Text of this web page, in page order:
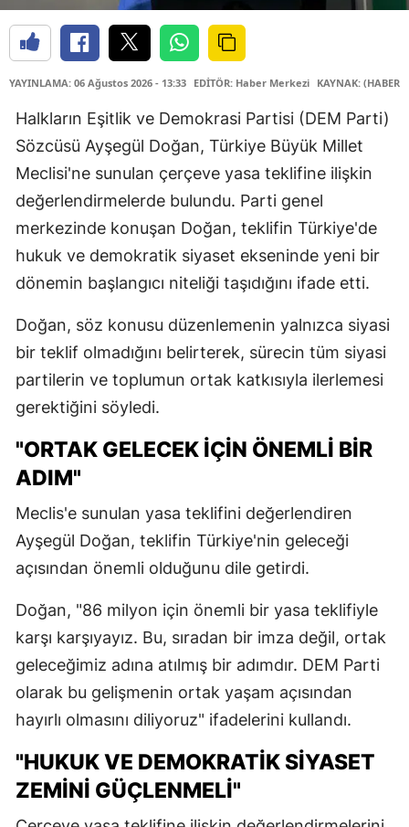
YAYINLAMA: 06 Ağustos 2026 - 13:33 EDİTÖR: Haber Merkezi KAYNAK: (HABER
Halkların Eşitlik ve Demokrasi Partisi (DEM Parti)
Sözcüsü Ayşegül Doğan, Türkiye Büyük Millet
Meclisi'ne sunulan çerçeve yasa teklifine ilişkin
değerlendirmelerde bulundu. Parti genel
merkezinde konuşan Doğan, teklifin Türkiye'de
hukuk ve demokratik siyaset ekseninde yeni bir
dönemin başlangıcı niteliği taşıdığını ifade etti.
Doğan, söz konusu düzenlemenin yalnızca siyasi
bir teklif olmadığını belirterek, sürecin tüm siyasi
partilerin ve toplumun ortak katkısıyla ilerlemesi
gerektiğini söyledi.
"ORTAK GELECEK İÇİN ÖNEMLİ BİR
ADIM"
Meclis'e sunulan yasa teklifini değerlendiren
Ayşegül Doğan, teklifin Türkiye'nin geleceği
açısından önemli olduğunu dile getirdi.
Doğan, "86 milyon için önemli bir yasa teklifiyle
karşı karşıyayız. Bu, sıradan bir imza değil, ortak
geleceğimiz adına atılmış bir adımdır. DEM Parti
olarak bu gelişmenin ortak yaşam açısından
hayırlı olmasını diliyoruz" ifadelerini kullandı.
"HUKUK VE DEMOKRATİK SİYASET
ZEMİNİ GÜÇLENMELİ"